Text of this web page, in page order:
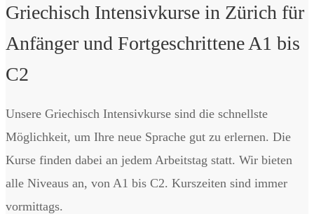
Griechisch Intensivkurse in Zürich für
Anfänger und Fortgeschrittene A1 bis
C2
Unsere Griechisch Intensivkurse sind die schnellste
Möglichkeit, um Ihre neue Sprache gut zu erlernen. Die
Kurse finden dabei an jedem Arbeitstag statt. Wir bieten
alle Niveaus an, von A1 bis C2. Kurszeiten sind immer
vormittags.